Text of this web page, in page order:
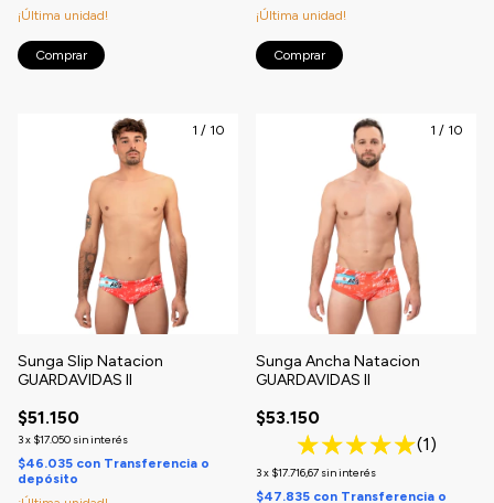
¡Última unidad!
Comprar
¡Última unidad!
Comprar
1 / 10
Sunga Slip Natacion
GUARDAVIDAS II
$51.150
3x $17.050 sin interés
$46.035 con Transferencia o
depósito
1 / 10
Sunga Ancha Natacion
GUARDAVIDAS II
$53.150
(1)
3x $17.716,67 sin interés
$47.835 con Transferencia o